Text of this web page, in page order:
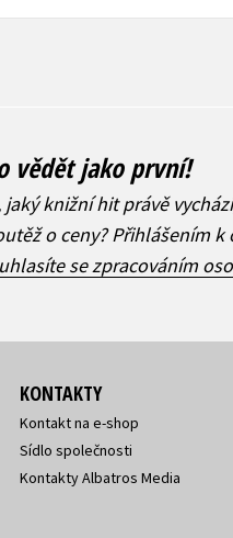
vědět jako první!
jaký knižní hit právě
o ceny? Přihlášením
se zpracováním
KONTAKTY
Kontakt na e-shop
Sídlo společnosti
Kontakty Albatros Media